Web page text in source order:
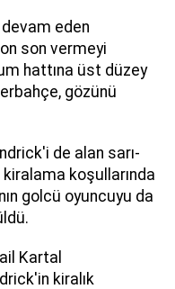
eden
son vermeyi
hattına üst düzey
gözünü
de alan sarı-
koşullarında
golcü oyuncuyu da
Kartal
kiralık